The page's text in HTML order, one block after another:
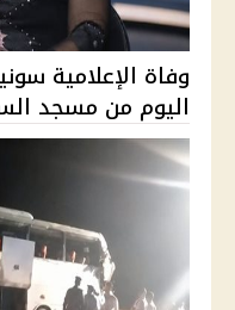
وفاة الإعلامية
اليوم من مسجد